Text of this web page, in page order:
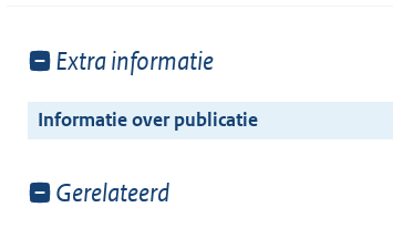
Toon
van:
Extra informatie
Informatie over publicatie
Toon
Gerelateerd